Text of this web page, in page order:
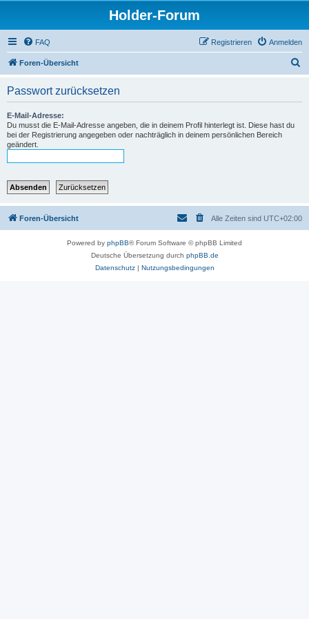
Holder-Forum
FAQ Anmelden
Registrieren
Foren-Übersicht
Passwort zurücksetzen
E-Mail-Adresse:
Du musst die E-Mail-Adresse angeben, die in deinem Profil hinterlegt ist. Diese hast du
bei der Registrierung angegeben oder nachträglich in deinem persönlichen Bereich
geändert.
Foren-Übersicht Alle Zeiten sind UTC+02:00
Powered by phpBB® Forum Software © phpBB Limited
Deutsche Übersetzung durch phpBB.de
Datenschutz| Nutzungsbedingungen